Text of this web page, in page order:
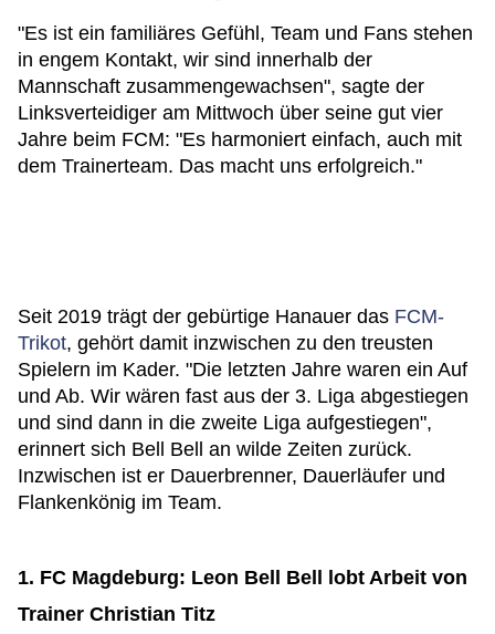
"Es ist ein familiäres Gefühl, Team und Fans stehen
in engem Kontakt, wir sind innerhalb der
Mannschaft zusammengewachsen", sagte der
Linksverteidiger am Mittwoch über seine gut vier
Jahre beim FCM: "Es harmoniert einfach, auch mit
dem Trainerteam. Das macht uns erfolgreich."
Seit 2019 trägt der gebürtige Hanauer das FCM-
Trikot, gehört damit inzwischen zu den treusten
Spielern im Kader. "Die letzten Jahre waren ein Auf
und Ab. Wir wären fast aus der 3. Liga abgestiegen
und sind dann in die zweite Liga aufgestiegen",
erinnert sich Bell Bell an wilde Zeiten zurück.
Inzwischen ist er Dauerbrenner, Dauerläufer und
Flankenkönig im Team.
1. FC Magdeburg: Leon Bell Bell lobt Arbeit von
Trainer Christian Titz